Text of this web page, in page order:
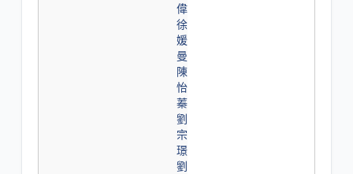
偉
徐
媛
曼
陳
怡
蓁
劉
宗
璟
劉